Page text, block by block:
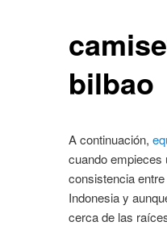
bilbao
A continuación,
cuando empieces
consistencia
Indonesia y
cerca de las